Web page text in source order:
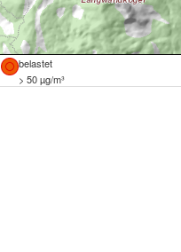
belastet
> 50 µg/m³